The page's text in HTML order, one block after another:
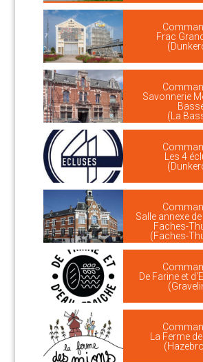
Frac
Savonnerie
(La
Les 4
Salle annexe
Faches-
(Faches-
De Farine et
La Ferme